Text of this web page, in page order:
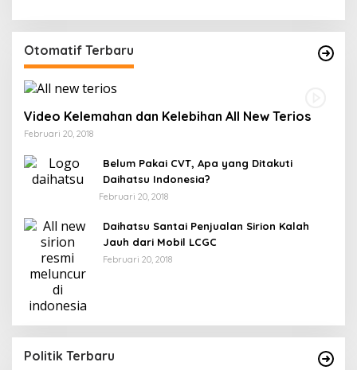
Otomatif Terbaru
Video Kelemahan dan Kelebihan All New Terios
Februari 20, 2018
Belum Pakai CVT, Apa yang Ditakuti
Daihatsu Indonesia?
Februari 20, 2018
Daihatsu Santai Penjualan Sirion Kalah
Jauh dari Mobil LCGC
Februari 20, 2018
Politik Terbaru